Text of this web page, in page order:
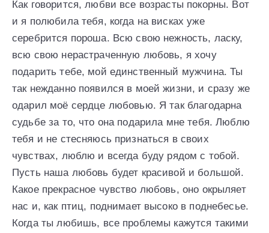
Как говорится, любви все возрасты покорны. Вот
и я полюбила тебя, когда на висках уже
серебрится пороша. Всю свою нежность, ласку,
всю свою нерастраченную любовь, я хочу
подарить тебе, мой единственный мужчина. Ты
так нежданно появился в моей жизни, и сразу же
одарил моё сердце любовью. Я так благодарна
судьбе за то, что она подарила мне тебя. Люблю
тебя и не стесняюсь признаться в своих
чувствах, люблю и всегда буду рядом с тобой.
Пусть наша любовь будет красивой и большой.
Какое прекрасное чувство любовь, оно окрыляет
нас и, как птиц, поднимает высоко в поднебесье.
Когда ты любишь, все проблемы кажутся такими